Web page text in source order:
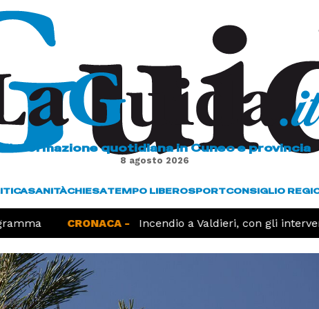
L'informazione quotidiana in Cuneo e provincia
8 agosto 2026
SANITÀCHIESATEMPO LIBEROSPORTCONSIGLIO
CRONACA - Incendio a Valdieri, con gli